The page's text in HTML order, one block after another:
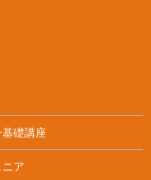
礎講座
ア